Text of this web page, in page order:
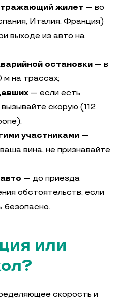
жилет — во
Италия, Франция)
выходе из авто на
остановки — в
м на трассах;
— если есть
скорую (112
участниками —
вина, не признавайте
— до приезда
обстоятельств, если
безопасно.
или
скорость и